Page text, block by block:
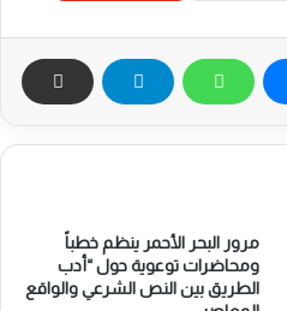
مرور البحر الأحمر ينظم خطباً
ومحاضرات توعوية حول “أدب
الطريق بين النص الشرعي والواقع